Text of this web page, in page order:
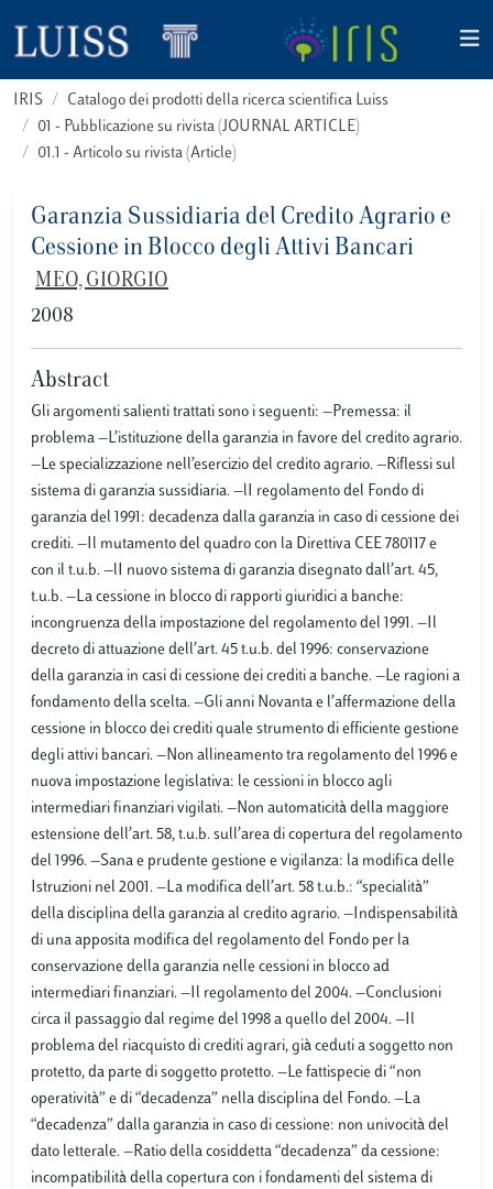
IRIS
Catalogo dei prodotti della ricerca scientifica Luiss
01 - Pubblicazione su rivista (JOURNAL ARTICLE)
01.1 - Articolo su rivista (Article)
Garanzia Sussidiaria del Credito Agrario e
Cessione in Blocco degli Attivi Bancari
MEO, GIORGIO
2008
Abstract
Gli argomenti salienti trattati sono i seguenti: —Premessa: il
problema —L’istituzione della garanzia in favore del credito agrario.
—Le specializzazione nell’esercizio del credito agrario. —Riflessi sul
sistema di garanzia sussidiaria. —lI regolamento del Fondo di
garanzia del 1991: decadenza dalla garanzia in caso di cessione dei
crediti. —Il mutamento del quadro con la Direttiva CEE 780117 e
con il t.u.b. —lI nuovo sistema di garanzia disegnato dall’art. 45,
t.u.b. —La cessione in blocco di rapporti giuridici a banche:
incongruenza della impostazione del regolamento del 1991. —Il
decreto di attuazione dell’art. 45 t.u.b. del 1996: conservazione
della garanzia in casi di cessione dei crediti a banche. —Le ragioni a
fondamento della scelta. —Gli anni Novanta e l’affermazione della
cessione in blocco dei crediti quale strumento di efficiente gestione
degli attivi bancari. —Non allineamento tra regolamento del 1996 e
nuova impostazione legislativa: le cessioni in blocco agli
intermediari finanziari vigilati. —Non automaticità della maggiore
estensione dell’art. 58, t.u.b. sull’area di copertura del regolamento
del 1996. —Sana e prudente gestione e vigilanza: la modifica delle
Istruzioni nel 2001. —La modifica dell’art. 58 t.u.b.: “specialità”
della disciplina della garanzia al credito agrario. —Indispensabilità
di una apposita modifica del regolamento del Fondo per la
conservazione della garanzia nelle cessioni in blocco ad
intermediari finanziari. —Il regolamento del 2004. —Conclusioni
circa il passaggio dal regime del 1998 a quello del 2004. —Il
problema del riacquisto di crediti agrari, già ceduti a soggetto non
protetto, da parte di soggetto protetto. —Le fattispecie di “non
operatività” e di “decadenza” nella disciplina del Fondo. —La
“decadenza” dalla garanzia in caso di cessione: non univocità del
dato letterale. —Ratio della cosiddetta “decadenza” da cessione:
incompatibilità della copertura con i fondamenti del sistema di